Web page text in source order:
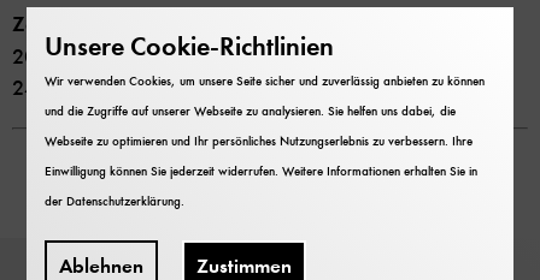
Zeichnungen von Federico Fellini
2004 Deutsches Museum
24 Seiten
Unsere Cookie-Richtlinien
Wir verwenden Cookies, um unsere Seite sicher und zuverlässig anbieten zu können
und die Zugriffe auf unserer Webseite zu analysieren. Sie helfen uns dabei, die
Webseite zu optimieren und Ihr persönliches Nutzungserlebnis zu verbessern. Ihre
Einwilligung können Sie jederzeit widerrufen. Weitere Informationen erhalten Sie in
derDatenschutzerklärung
Ablehnen Zustimmen